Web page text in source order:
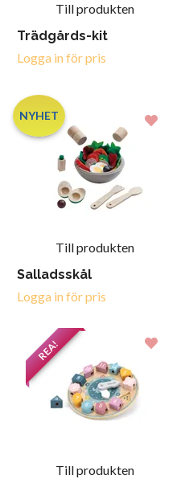
Till produkten
Trädgårds-kit
Logga in för pris
NYHET
Till produkten
Salladsskål
Logga in för pris
REA!
Till produkten